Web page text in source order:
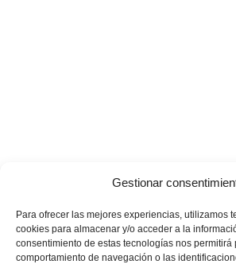
Gestionar
Para ofrecer las mejores experiencias, utilizamos
cookies para almacenar y/o acceder a la
consentimiento de estas tecnologías nos permitirá
comportamiento de navegación o las